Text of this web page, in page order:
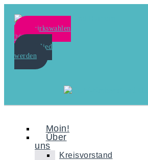
Bezirkswahlen
2024
Mitglied
werden
Moin!
Über
uns
Kreisvorstand